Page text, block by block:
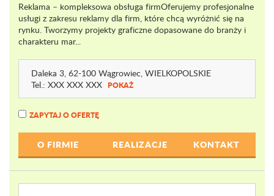
Reklama – kompleksowa obsługa firmOferujemy profesjonalne
usługi z zakresu reklamy dla firm, które chcą wyróżnić się na
rynku. Tworzymy projekty graficzne dopasowane do branży i
charakteru mar...
Daleka 3, 62-100 Wągrowiec, WIELKOPOLSKIE
Tel.: XXX XXX XXX POKAŻ
ZAPYTAJ O OFERTĘ
O FIRMIE REALIZACJE KONTAKT